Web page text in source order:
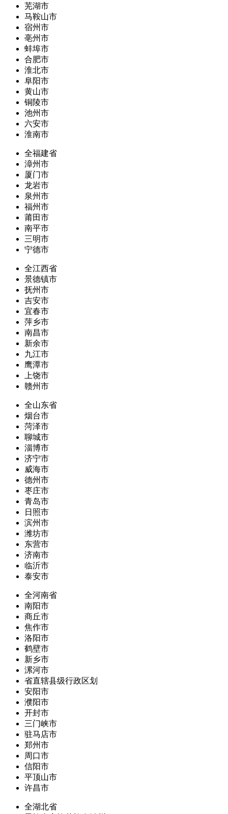
芜湖市
马鞍山市
宿州市
亳州市
蚌埠市
合肥市
淮北市
阜阳市
黄山市
铜陵市
池州市
六安市
淮南市
全福建省
漳州市
厦门市
龙岩市
泉州市
福州市
莆田市
南平市
三明市
宁德市
全江西省
景德镇市
抚州市
吉安市
宜春市
萍乡市
南昌市
新余市
九江市
鹰潭市
上饶市
赣州市
全山东省
烟台市
菏泽市
聊城市
淄博市
济宁市
威海市
德州市
枣庄市
青岛市
日照市
滨州市
潍坊市
东营市
济南市
临沂市
泰安市
全河南省
南阳市
商丘市
焦作市
洛阳市
鹤壁市
新乡市
漯河市
省直辖县级行政区划
安阳市
濮阳市
开封市
三门峡市
驻马店市
郑州市
周口市
信阳市
平顶山市
许昌市
全湖北省